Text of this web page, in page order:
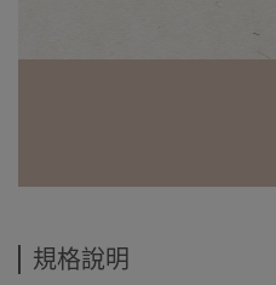
規格說明